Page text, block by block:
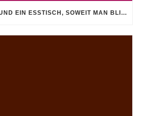
STRAND, MEER UND EIN ESSTISCH, SOWEIT MAN BLICKEN KANN!